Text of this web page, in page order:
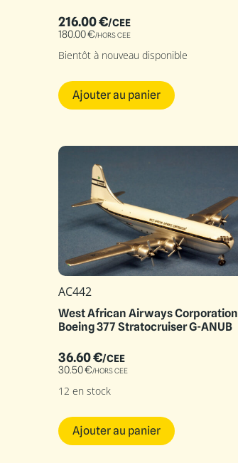
216.00€/CEE
180.00€/HORS CEE
Bientôt à nouveau disponible
Ajouter au panier
AC442
West African Airways Corporation
Boeing 377 Stratocruiser G-ANUB
36.60€/CEE
30.50€/HORS CEE
12 en stock
Ajouter au panier